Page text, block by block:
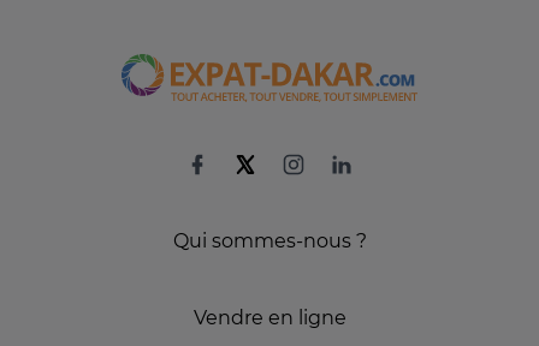
Qui sommes-nous ?
Vendre en ligne